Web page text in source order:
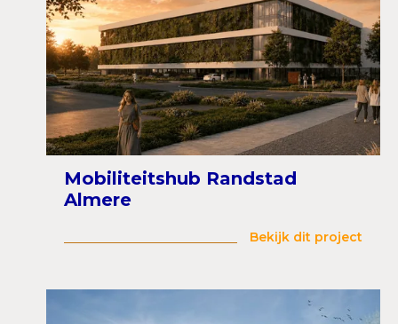
Mobiliteitshub Randstad
Almere
Bekijk dit project